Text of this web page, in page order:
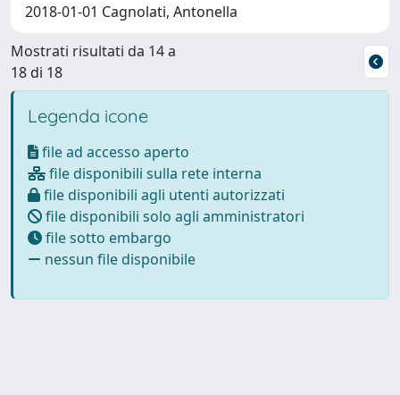
2018-01-01 Cagnolati, Antonella
Mostrati risultati da 14 a
18 di 18
Legenda icone
file ad accesso aperto
file disponibili sulla rete interna
file disponibili agli utenti autorizzati
file disponibili solo agli amministratori
file sotto embargo
nessun file disponibile